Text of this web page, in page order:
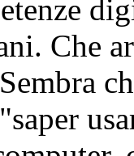
Che